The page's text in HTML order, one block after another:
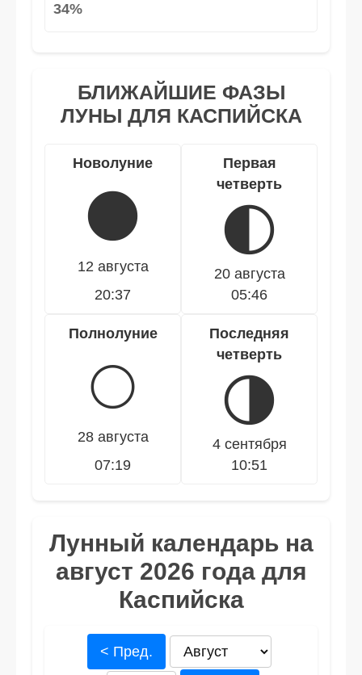
34%
БЛИЖАЙШИЕ ФАЗЫ
ЛУНЫ ДЛЯ КАСПИЙСКА
Новолуние
🌑
12 августа
20:37
Первая
четверть
🌓
20 августа
05:46
Полнолуние
🌕
28 августа
07:19
Последняя
четверть
🌗
4 сентября
10:51
Лунный календарь на
август 2026 года для
Каспийска
< Пред.